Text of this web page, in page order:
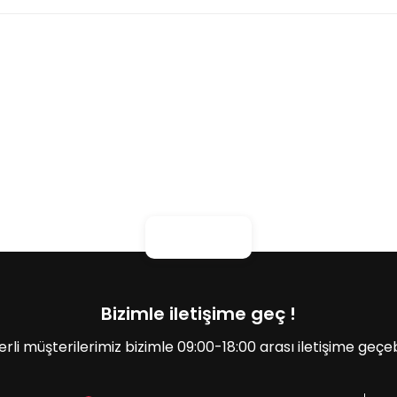
Gönder
Bizimle iletişime geç !
müşterilerimiz bizimle 09:00-18:00 arası iletişime